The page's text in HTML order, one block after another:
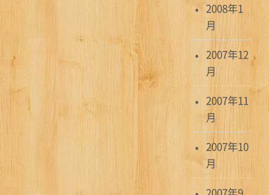
2008年1
月
2007年12
月
2007年11
月
2007年10
月